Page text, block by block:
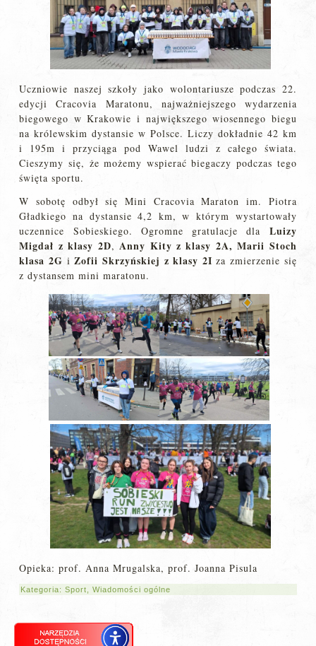
Uczniowie naszej szkoły jako wolontariusze podczas 22.
edycji Cracovia Maratonu, najważniejszego wydarzenia
biegowego w Krakowie i największego wiosennego biegu
na królewskim dystansie w Polsce. Liczy dokładnie 42 km
i 195m i przyciąga pod Wawel ludzi z całego świata.
Cieszymy się, że możemy wspierać biegaczy podczas tego
święta sportu.
W sobotę odbył się Mini Cracovia Maraton im. Piotra
Gładkiego na dystansie 4,2 km, w którym wystartowały
uczennice Sobieskiego. Ogromne gratulacje dla Luizy
Migdał z klasy 2D,Anny Kity z klasy 2A, Marii Stoch
klasa 2G i Zofii Skrzyńskiej z klasy 2I za zmierzenie się
z dystansem mini maratonu.
Opieka: prof. Anna Mrugalska, prof. Joanna Pisula
Kategoria:Sport ,Wiadomości ogólne